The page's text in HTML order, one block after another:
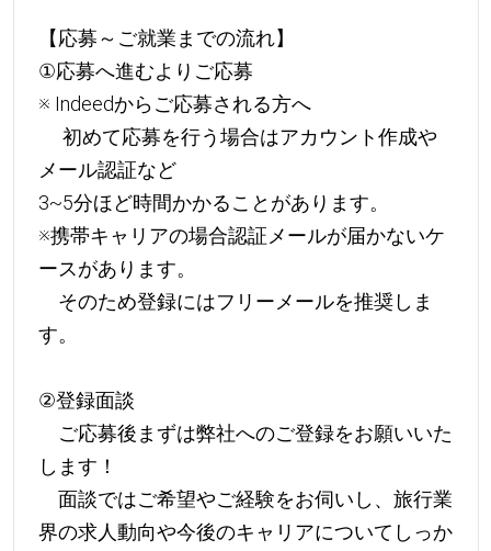
【応募～ご就業までの流れ】
①応募へ進むよりご応募
※ Indeedからご応募される方へ
初めて応募を行う場合はアカウント作成や
メール認証など
3~5分ほど時間かかることがあります。
※携帯キャリアの場合認証メールが届かないケ
ースがあります。
そのため登録にはフリーメールを推奨しま
す。
②登録面談
ご応募後まずは弊社へのご登録をお願いいた
します！
面談ではご希望やご経験をお伺いし、旅行業
界の求人動向や今後のキャリアについてしっか